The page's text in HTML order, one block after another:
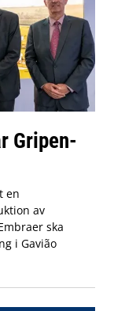
Gripen-
en
av
ska
i Gavião